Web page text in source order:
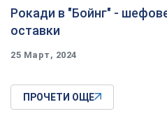
Рокади в "Бойнг" -
оставки
25 Март, 2024
ПРОЧЕТИ ОЩЕ